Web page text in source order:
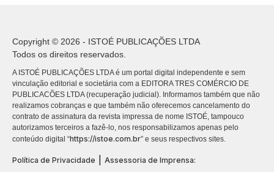
Copyright © 2026 - ISTOÉ PUBLICAÇÕES LTDA
Todos os direitos reservados.
A ISTOÉ PUBLICAÇÕES LTDA é um portal digital independente e sem
vinculação editorial e societária com a EDITORA TRES COMÉRCIO DE
PUBLICACÕES LTDA (recuperação judicial). Informamos também que não
realizamos cobranças e que também não oferecemos cancelamento do
contrato de assinatura da revista impressa de nome ISTOÉ, tampouco
autorizamos terceiros a fazê-lo, nos responsabilizamos apenas pelo
conteúdo digital “https://istoe.com.br” e seus respectivos sites.
Política de Privacidade Assessoria de Imprensa: